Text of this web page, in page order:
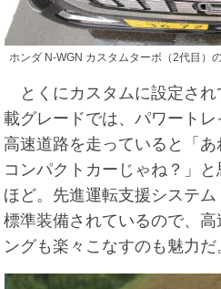
ホンダ N-WGN カスタムターボ（2代目）
とくにカスタムに設定され
載グレードでは、パワートレ
高速道路を走っていると「
コンパクトカーじゃね？」
ほど。先進運転支援システ
標準装備されているので、
ングも楽々こなすのも魅力だ